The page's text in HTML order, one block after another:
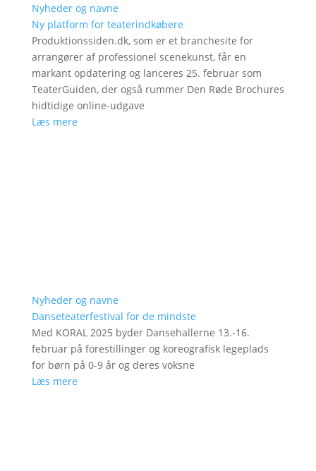
Nyheder og navne
Ny platform for teaterindkøbere
Produktionssiden.dk, som er et branchesite for
arrangører af professionel scenekunst, får en
markant opdatering og lanceres 25. februar som
TeaterGuiden, der også rummer Den Røde Brochures
hidtidige online-udgave
Læs mere
Nyheder og navne
Danseteaterfestival for de mindste
Med KORAL 2025 byder Dansehallerne 13.-16.
februar på forestillinger og koreografisk legeplads
for børn på 0-9 år og deres voksne
Læs mere